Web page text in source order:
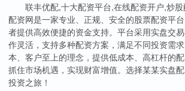
联丰优配,十大配资平台,在线配资开户,炒
配资网是一家专业、正规、安全的股票配资平
者提供高效便捷的资金支持。平台采用实盘交
作灵活，支持多种配资方案，满足不同投资需
本、客户至上的理念，提供低成本、高杠杆的
抓住市场机遇，实现财富增值。选择某某实盘
投资之旅！